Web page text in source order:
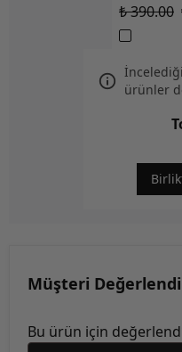
₺ 390.00
ürünler
Müşteri
Bu ürün için